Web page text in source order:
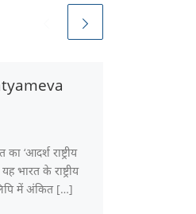
‘आदर्श राष्ट्रीय
भारत के राष्ट्रीय
में अंकित […]